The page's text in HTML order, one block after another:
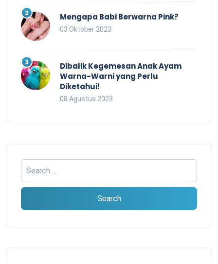
Mengapa Babi Berwarna Pink?
03 Oktober 2023
Dibalik Kegemesan Anak Ayam
Warna-Warni yang Perlu
Diketahui!
08 Agustus 2023